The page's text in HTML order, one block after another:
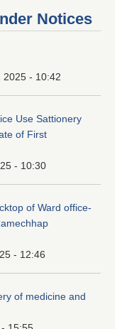
Notices
2025 - 10:42
Use Sattionery
of First
- 10:30
of Ward office-
- 12:46
of medicine and